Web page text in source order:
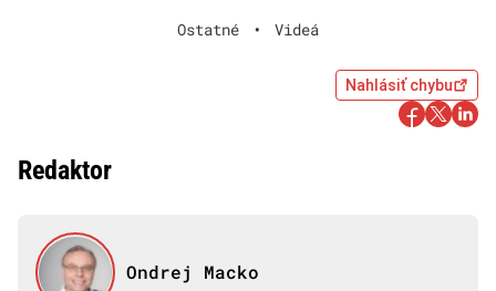
Ostatné • Videá
Nahlásiť chybu
Redaktor
Ondrej Macko